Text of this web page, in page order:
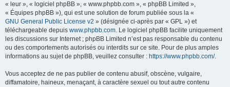
« leur », « logiciel phpBB », « www.phpbb.com », « phpBB Limited »,
« Équipes phpBB »), qui est une solution de forum publiée sous la «
GNU General Public License v2 » (désignée ci-après par « GPL ») et
téléchargeable depuis www.phpbb.com. Le logiciel phpBB facilite uniquement
les discussions sur Internet ; phpBB Limited n’est pas responsable du contenu
ou des comportements autorisés ou interdits sur ce site. Pour de plus amples
informations au sujet de phpBB, veuillez consulter : https://www.phpbb.com/.
Vous acceptez de ne pas publier de contenu abusif, obscène, vulgaire,
diffamatoire, haineux, menaçant, à caractère sexuel ou tout autre contenu